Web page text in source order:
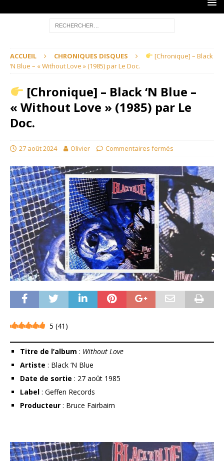
ACCUEIL CHRONIQUES DISQUES
[Chronique] – Black
‘N Blue – « Without Love » (1985) par Le Doc.
[Chronique] – Black ‘N Blue –
« Without Love » (1985) par Le
Doc.
27 août 2024 Olivier Commentaires fermés
5 (41 )
Titre de l’album : Without Love
Artiste : Black ‘N Blue
Date de sortie : 27 août 1985
Label : Geffen Records
Producteur : Bruce Fairbairn